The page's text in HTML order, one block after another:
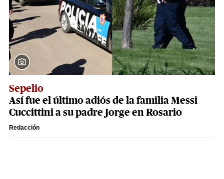
Sepelio
Así fue el último adiós de la familia Messi
Cuccittini a su padre Jorge en Rosario
Redacción